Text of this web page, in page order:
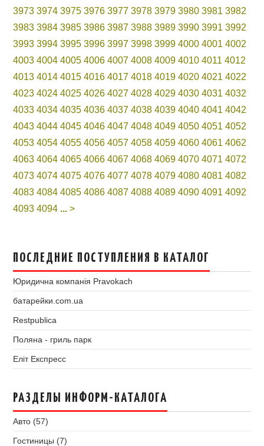
3973 3974 3975 3976 3977 3978 3979 3980 3981 3982
3983 3984 3985 3986 3987 3988 3989 3990 3991 3992
3993 3994 3995 3996 3997 3998 3999 4000 4001 4002
4003 4004 4005 4006 4007 4008 4009 4010 4011 4012
4013 4014 4015 4016 4017 4018 4019 4020 4021 4022
4023 4024 4025 4026 4027 4028 4029 4030 4031 4032
4033 4034 4035 4036 4037 4038 4039 4040 4041 4042
4043 4044 4045 4046 4047 4048 4049 4050 4051 4052
4053 4054 4055 4056 4057 4058 4059 4060 4061 4062
4063 4064 4065 4066 4067 4068 4069 4070 4071 4072
4073 4074 4075 4076 4077 4078 4079 4080 4081 4082
4083 4084 4085 4086 4087 4088 4089 4090 4091 4092
4093 4094 ... >
ПОСЛЕДНИЕ ПОСТУПЛЕНИЯ В КАТАЛОГ
Юридична компанія Pravokach
батарейки.com.ua
Restpublica
Поляна - гриль парк
Еліт Експресс
РАЗДЕЛЫ ИНФОРМ-КАТАЛОГА
Авто (57)
Гостиницы (7)